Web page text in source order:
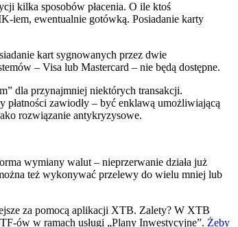
kilka sposobów płacenia. O ile ktoś
iem, ewentualnie gotówką. Posiadanie karty
kart sygnowanych przez dwie
– Visa lub Mastercard – nie będą dostępne.
dla przynajmniej niektórych transakcji.
zawiodły – być enklawą umożliwiającą
rozwiązanie antykryzysowe.
wymiany walut – nieprzerwanie działa już
też wykonywać przelewy do wielu mniej lub
za pomocą aplikacji XTB. Zalety? W XTB
ów w ramach usługi „Plany Inwestycyjne”. Żeby